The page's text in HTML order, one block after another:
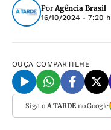
PorAgência Brasil
16/10/2024 - 7:20 h
OUÇA COMPARTILHE
Siga o A TARDEno Google